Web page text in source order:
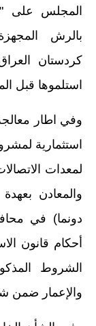
المجلس على
بالرش
كردستان
استلموها قبل الموسم
وفي اطار
استثمارية
لمعدات
دونما) في
الشروط
والإعمار ضمن